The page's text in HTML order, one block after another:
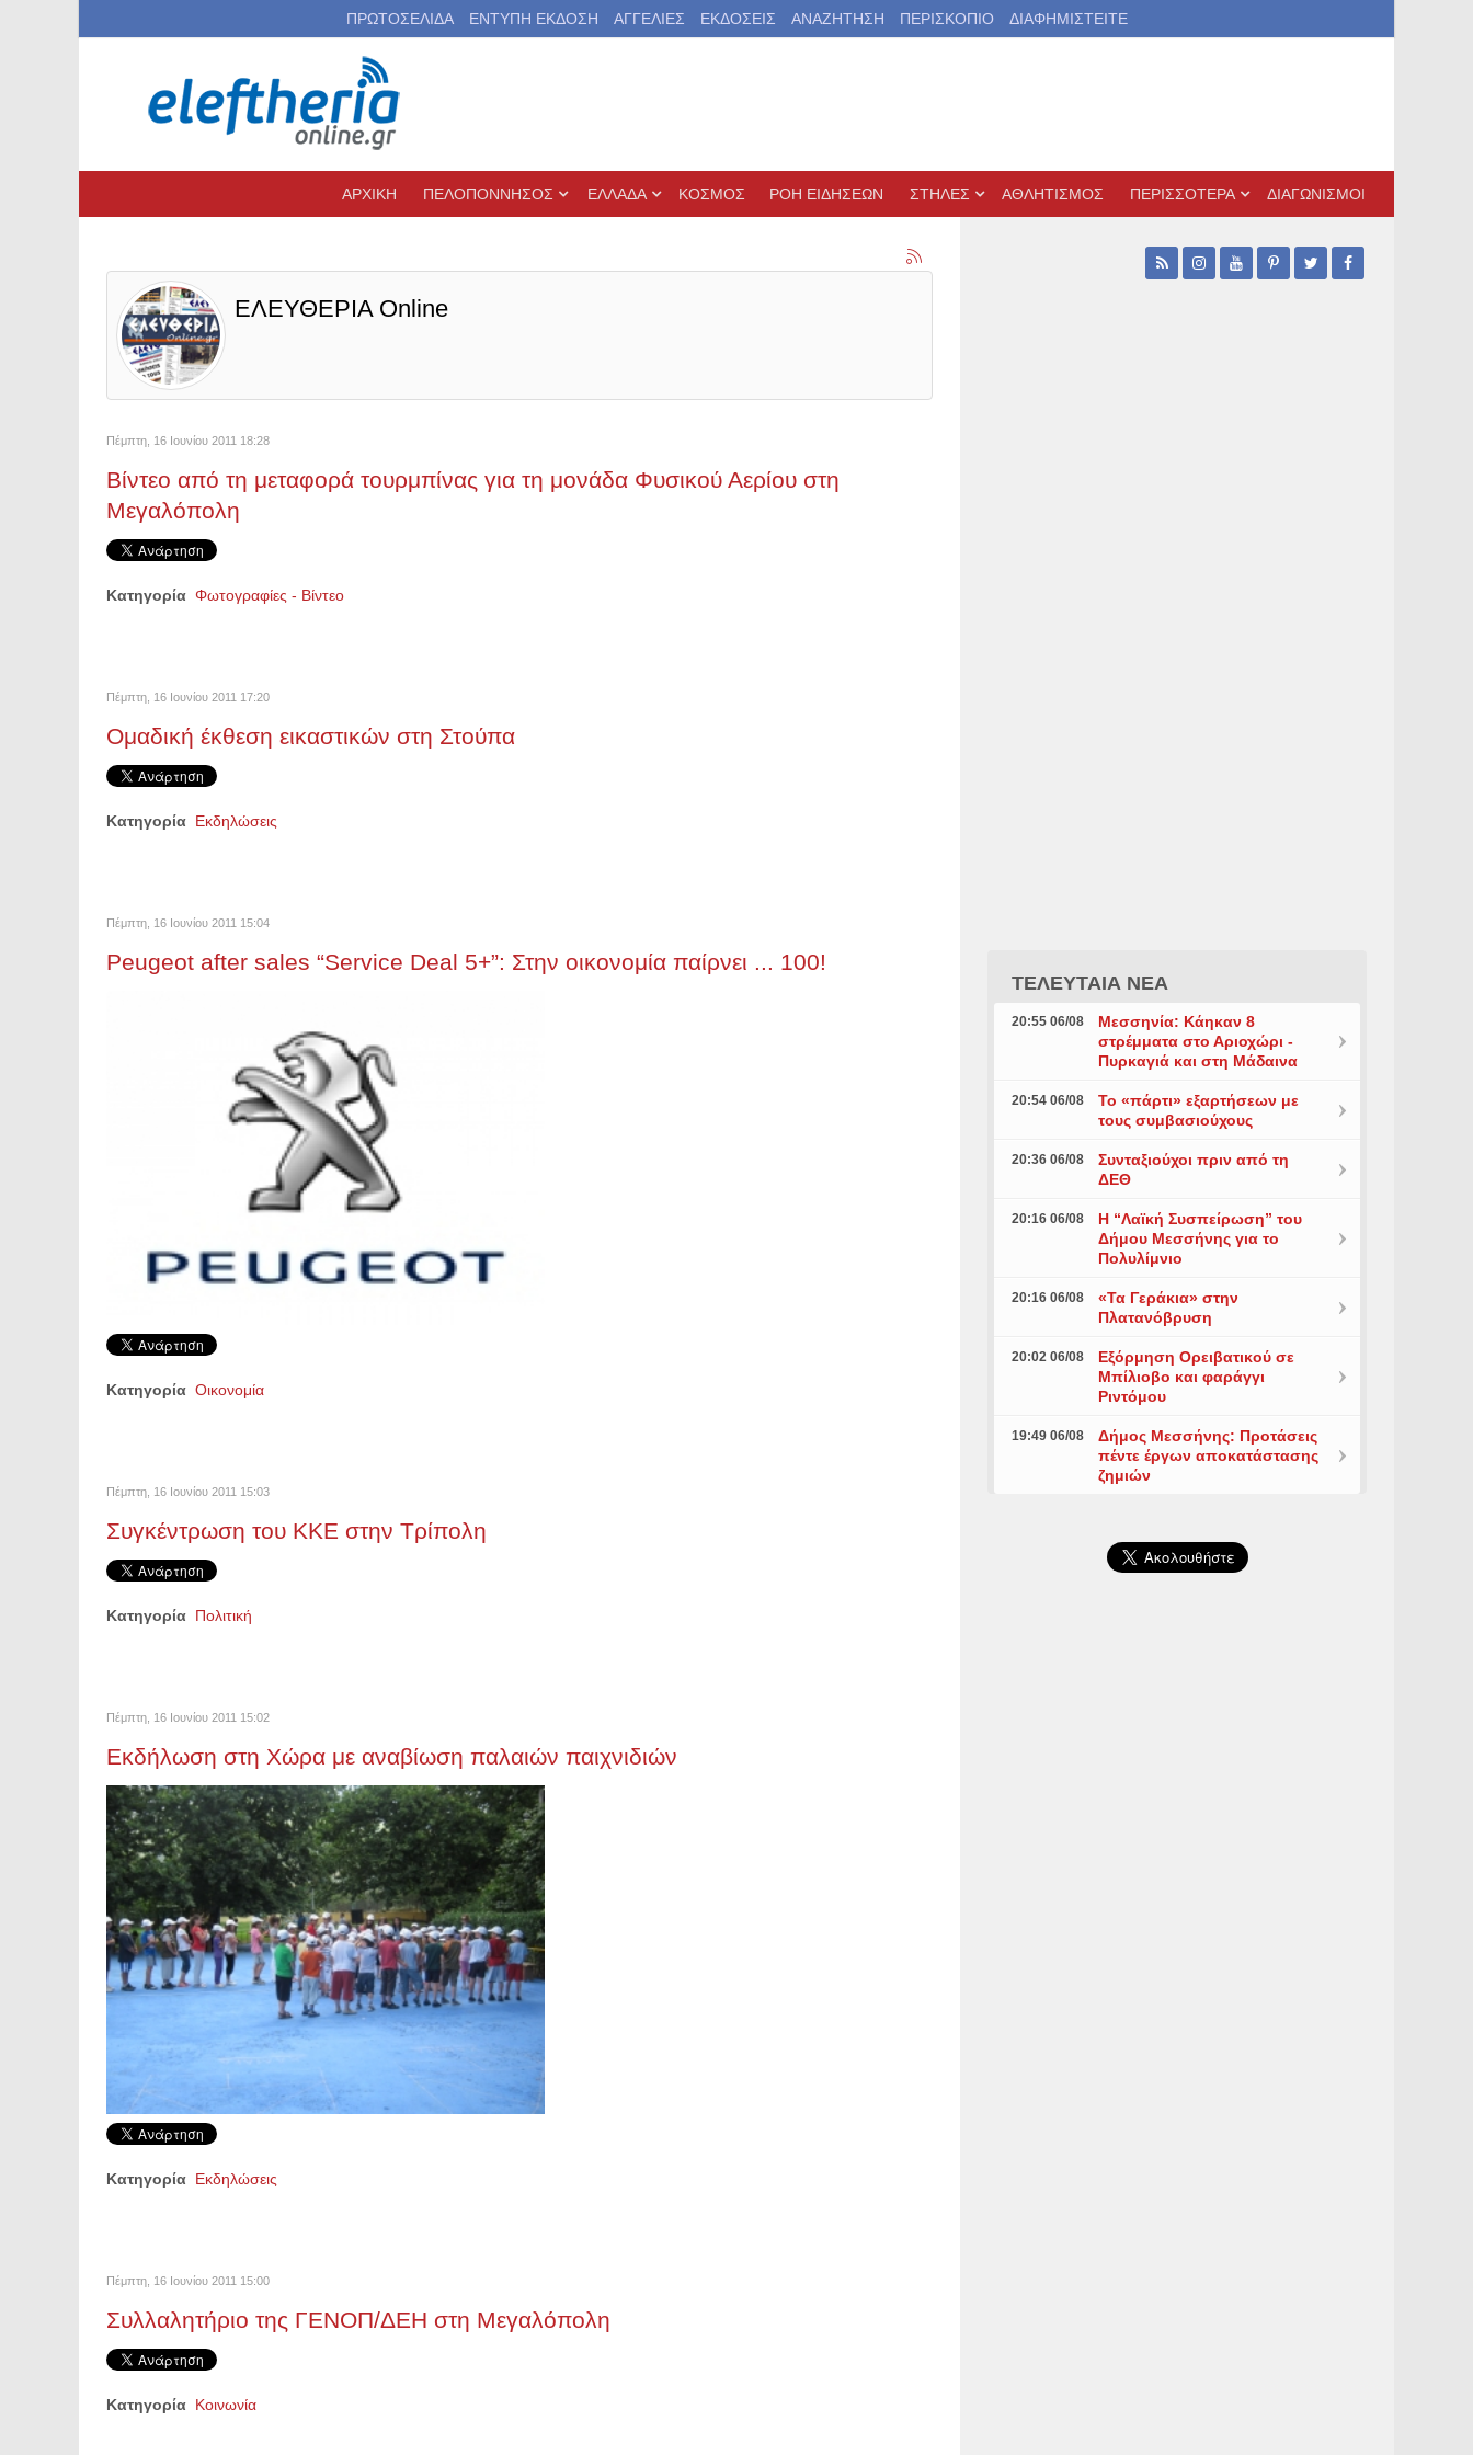
ΠΡΩΤΟΣΕΛΙΔΑ ΕΝΤΥΠΗ ΕΚΔΟΣΗ ΑΓΓΕΛΙΕΣ ΕΚΔΟΣΕΙΣ ΑΝΑΖΗΤΗΣΗ ΠΕΡΙΣΚΟΠΙΟ ΔΙΑΦΗΜΙΣΤΕΙΤΕ
ΑΡΧΙΚΗ ΠΕΛΟΠΟΝΝΗΣΟΣ ΕΛΛΑΔΑ ΚΟΣΜΟΣ ΡΟΗ ΕΙΔΗΣΕΩΝ ΣΤΗΛΕΣ ΑΘΛΗΤΙΣΜΟΣ ΠΕΡΙΣΣΟΤΕΡΑ ΔΙΑΓΩΝΙΣΜΟΙ
ΕΛΕΥΘΕΡΙΑ Online
Πέμπτη, 16 Ιουνίου 2011 18:28
Βίντεο από τη μεταφορά τουρμπίνας για τη μονάδα Φυσικού Αερίου στη
Μεγαλόπολη
Κατηγορία Φωτογραφίες - Βίντεο
Πέμπτη, 16 Ιουνίου 2011 17:20
Ομαδική έκθεση εικαστικών στη Στούπα
Κατηγορία Εκδηλώσεις
Πέμπτη, 16 Ιουνίου 2011 15:04
Ρeugeot after sales “Service Deal 5+”: Στην οικονομία παίρνει ... 100!
Κατηγορία Οικονομία
Πέμπτη, 16 Ιουνίου 2011 15:03
Συγκέντρωση του ΚΚΕ στην Τρίπολη
Κατηγορία Πολιτική
Πέμπτη, 16 Ιουνίου 2011 15:02
Εκδήλωση στη Χώρα με αναβίωση παλαιών παιχνιδιών
Κατηγορία Εκδηλώσεις
Πέμπτη, 16 Ιουνίου 2011 15:00
Συλλαλητήριο της ΓΕΝΟΠ/ΔΕΗ στη Μεγαλόπολη
Κατηγορία Κοινωνία
ΤΕΛΕΥΤΑΙΑ ΝΕΑ
20:55 06/08
Μεσσηνία: Κάηκαν 8
στρέμματα στο Αριοχώρι -
Πυρκαγιά και στη Μάδαινα
20:54 06/08
Το «πάρτι» εξαρτήσεων με
τους συμβασιούχους
20:36 06/08
Συνταξιούχοι πριν από τη
ΔΕΘ
20:16 06/08
Η “Λαϊκή Συσπείρωση” του
Δήμου Μεσσήνης για το
Πολυλίμνιο
20:16 06/08
«Τα Γεράκια» στην
Πλατανόβρυση
20:02 06/08
Εξόρμηση Ορειβατικού σε
Μπίλιοβο και φαράγγι
Ριντόμου
19:49 06/08
Δήμος Μεσσήνης: Προτάσεις
πέντε έργων αποκατάστασης
ζημιών